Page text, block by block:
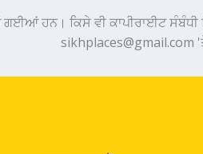
ਹਨ। ਕਿਸੇ ਵੀ ਕਾਪੀਰਾਈਟ ਸੰਬੰਧੀ
sikhplaces@gmail.com